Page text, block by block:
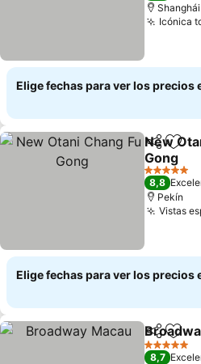
Shanghái
Icónica
Elige fechas para ver los precios
Compartir
New
Gong
5 Estrellas
8,8
Pekín
Vistas
Elige fechas para ver los precios
Compartir
5 Estrellas
8,7